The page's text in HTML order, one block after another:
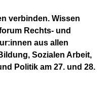
verbinden. Wissen
Rechts- und
aus allen
Sozialen Arbeit,
Politik am 27. und 28.